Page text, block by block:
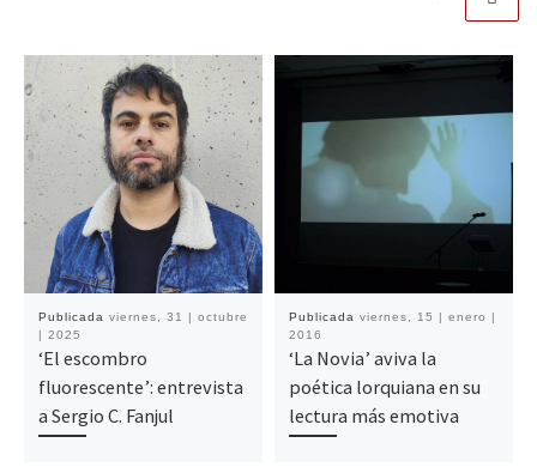
Publicada viernes, 31 | octubre
| 2025
‘El escombro
fluorescente’: entrevista
a Sergio C. Fanjul
Publicada viernes, 15 | enero |
2016
‘La Novia’ aviva la
poética lorquiana en su
lectura más emotiva